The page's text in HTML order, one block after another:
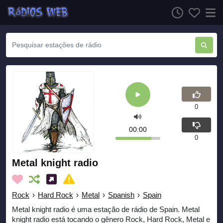
Metal knight radio
Rock › Hard Rock › Metal › Spanish › Spain
Metal knight radio é uma estação de rádio de Spain. Metal
knight radio está tocando o gênero Rock, Hard Rock, Metal e
00:00
0
0